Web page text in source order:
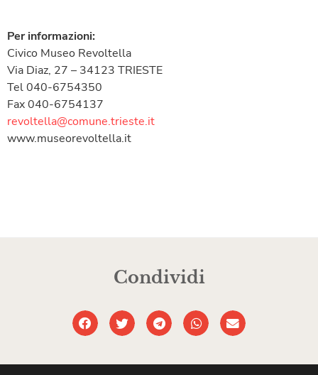
Per informazioni:
Civico Museo Revoltella
Via Diaz, 27 – 34123 TRIESTE
Tel 040-6754350
Fax 040-6754137
revoltella@comune.trieste.it
www.museorevoltella.it
Condividi